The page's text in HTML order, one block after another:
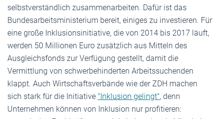
selbstverständlich zusammenarbeiten. Dafür ist das
Bundesarbeitsministerium bereit, einiges zu investieren. Für
eine große Inklusionsinitiative, die von 2014 bis 2017 läuft,
werden 50 Millionen Euro zusätzlich aus Mitteln des
Ausgleichsfonds zur Verfügung gestellt, damit die
Vermittlung von schwerbehinderten Arbeitssuchenden
klappt. Auch Wirtschaftsverbände wie der ZDH machen
sich stark für die Initiative "Inklusion gelingt", denn
Unternehmen können von Inklusion nur profitieren: